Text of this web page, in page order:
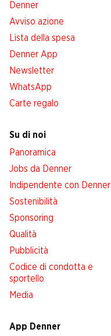
Denner
Avviso azione
Lista della spesa
Denner App
Newsletter
WhatsApp
Carte regalo
Su di noi
Panoramica
Jobs da Denner
Indipendente con Denner
Sostenibilità
Sponsoring
Qualità
Pubblicità
Codice di condotta e
sportello
Media
App Denner